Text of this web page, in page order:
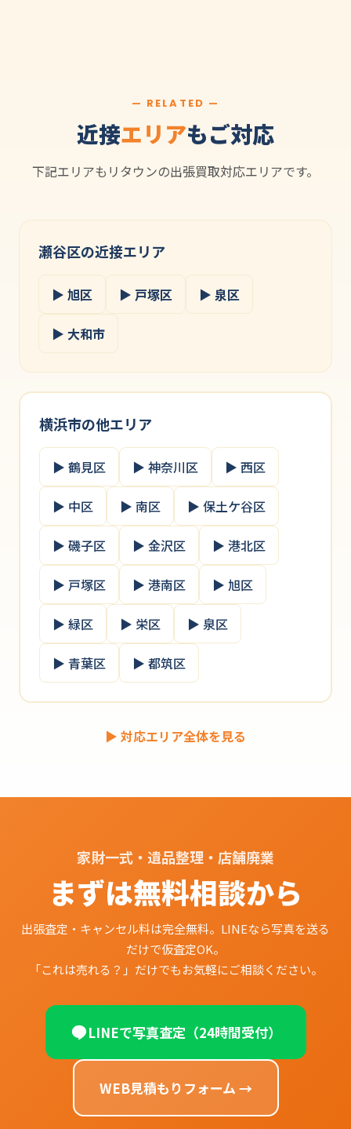
— RELATED —
近接エリアもご対応
下記エリアもリタウンの出張買取対応エリアです。
瀬谷区の近接エリア
▶ 旭区 ▶ 戸塚区 ▶ 泉区
▶ 大和市
横浜市の他エリア
▶ 鶴見区 ▶ 神奈川区 ▶ 西区
▶ 中区 ▶ 南区 ▶ 保土ケ谷区
▶ 磯子区 ▶ 金沢区 ▶ 港北区
▶ 戸塚区 ▶ 港南区 ▶ 旭区
▶ 緑区 ▶ 栄区 ▶ 泉区
▶ 青葉区 ▶ 都筑区
▶ 対応エリア全体を見る
家財一式・遺品整理・店舗廃業
まずは無料相談から
出張査定・キャンセル料は完全無料。LINEなら写真を送る
だけで仮査定OK。
「これは売れる？」だけでもお気軽にご相談ください。
LINEで写真査定（24時間受付）
WEB見積もりフォーム →